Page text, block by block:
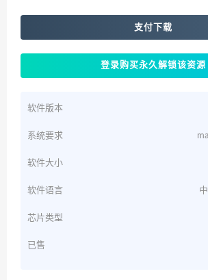
支付下载
登录购买永久解锁该资源
软件版本
系统要求
软件大小
软件语言
芯片类型
已售